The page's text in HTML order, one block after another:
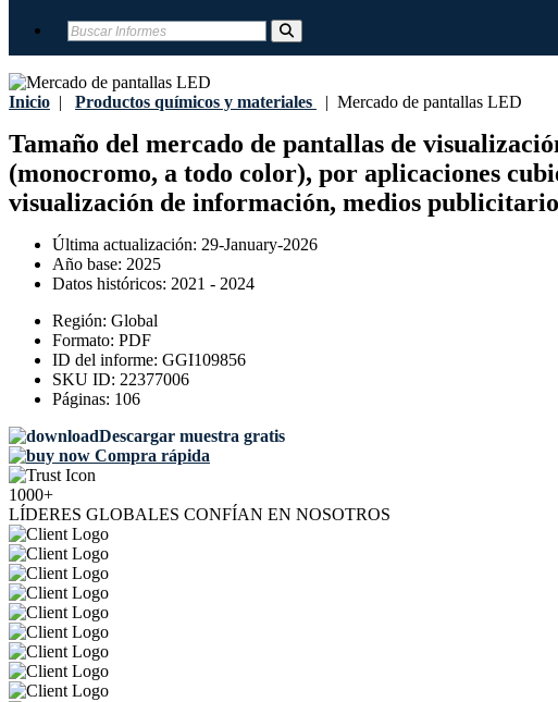
Inicio | Productos químicos y materiales | Mercado de pantallas LED
Tamaño del mercado de pantallas de
(monocromo, a todo color), por aplicaciones
visualización de información, medios
Última actualización: 29-January-2026
Año base: 2025
Datos históricos: 2021 - 2024
Región: Global
Formato: PDF
ID del informe: GGI109856
SKU ID: 22377006
Páginas: 106
Descargar muestra gratis
Compra rápida
1000+
LÍDERES GLOBALES CONFÍAN EN NOSOTROS